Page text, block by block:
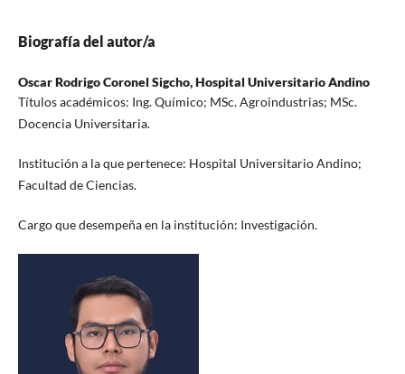
Biografía del autor/a
Oscar Rodrigo Coronel Sigcho,Hospital Universitario Andino
Títulos académicos: Ing. Químico; MSc. Agroindustrias; MSc.
Docencia Universitaria.
Institución a la que pertenece: Hospital Universitario Andino;
Facultad de Ciencias.
Cargo que desempeña en la institución: Investigación.